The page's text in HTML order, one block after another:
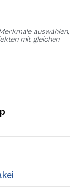
auswählen,
mit gleichen